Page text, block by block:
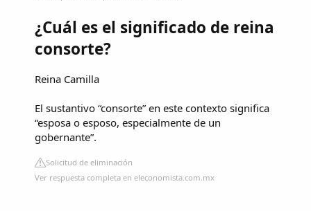
¿Cuál es el significado de reina
consorte?
Reina Camilla
El sustantivo “consorte” en este contexto significa
“esposa o esposo, especialmente de un
gobernante”.
Solicitud de eliminación
Ver respuesta completa en eleconomista.com.mx